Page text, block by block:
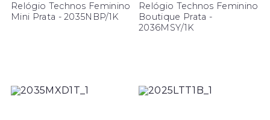
Relógio Technos Feminino
Mini Prata - 2035NBP/1K
Relógio Technos Feminino
Boutique Prata -
2036MSY/1K